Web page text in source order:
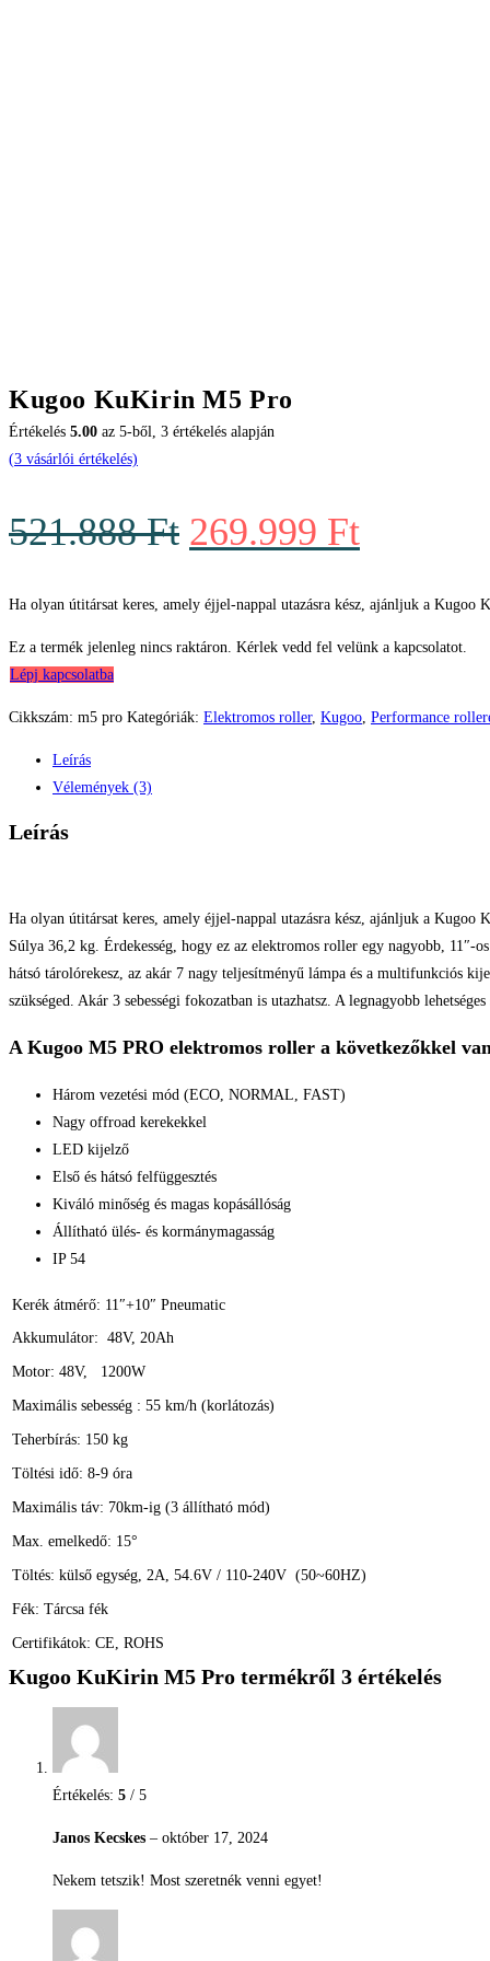
Kugoo KuKirin M5 Pro
Értékelés 5.00 az 5-ből, 3 értékelés alapján
(3 vásárlói értékelés)
521.888Ft Original
was:
521.888 Ft.
269.999 FtCurrent
is:
269.999
Ha olyan útitársat keres, amely éjjel-nappal utazásra kész, ajánljuk a
Ez a termék jelenleg nincs raktáron. Kérlek vedd fel velünk a kapcsolatot.
Lépj kapcsolatba
Cikkszám: m5 pro Kategóriák: Elektromos roller, Kugoo, Performance
Leírás
Vélemények (3)
Leírás
Ha olyan útitársat keres, amely éjjel-nappal utazásra kész, ajánljuk a Kugoo
Súlya 36,2 kg. Érdekesség, hogy ez az elektromos roller egy nagyobb,
hátsó tárolórekesz, az akár 7 nagy teljesítményű lámpa és a multifunkciós
szükséged. Akár 3 sebességi fokozatban is utazhatsz. A legnagyobb
A Kugoo M5 PRO elektromos roller a következőkkel
Három vezetési mód (ECO, NORMAL, FAST)
Nagy offroad kerekekkel
LED kijelző
Első és hátsó felfüggesztés
Kiváló minőség és magas kopásállóság
Állítható ülés- és kormánymagasság
IP 54
Kerék átmérő: 11″+10″ Pneumatic
Akkumulátor: 48V, 20Ah
Motor: 48V, 1200W
Maximális sebesség : 55 km/h (korlátozás)
Teherbírás: 150 kg
Töltési idő: 8-9 óra
Maximális táv: 70km-ig (3 állítható mód)
Max. emelkedő: 15°
Töltés: külső egység, 2A, 54.6V / 110-240V (50~60HZ)
Fék: Tárcsa fék
Certifikátok: CE, ROHS
Kugoo KuKirin M5 Pro termékről 3 értékelés
Értékelés: 5 / 5
Janos Kecskes – október 17, 2024
Nekem tetszik! Most szeretnék venni egyet!